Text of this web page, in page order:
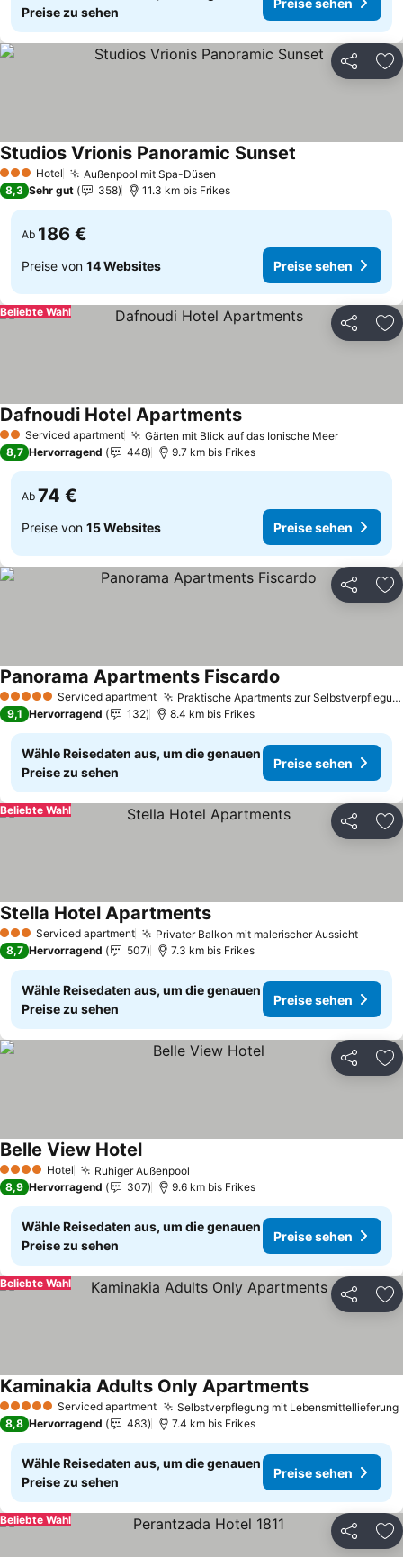
Preise zu sehen
Teilen
3 SterneHotel Außenpool mit Spa-Düsen
Studios Vrionis Panoramic Sunset
8,3 Sehr gut 358 11.3 km bis Frikes
Ab 186 €
Preise von 14 Websites Preise sehen
Teilen
Beliebte Wahl
2 SterneServiced apartment Gärten mit Blick auf das Ionische Meer
Dafnoudi Hotel Apartments
8,7 Hervorragend 448 9.7 km bis Frikes
Ab 74 €
Preise von 15 Websites Preise sehen
Teilen
5 Sterne Serviced apartment Praktische Apartments zur Selbstverpflegung
Panorama Apartments Fiscardo
9,1 Hervorragend 132 8.4 km bis Frikes
Wähle Reisedaten aus, um die genauen
Preise zu sehen
Preise sehen
Teilen
Beliebte Wahl
3 SterneServiced apartment Privater Balkon mit malerischer Aussicht
Stella Hotel Apartments
8,7 Hervorragend 507 7.3 km bis Frikes
Wähle Reisedaten aus, um die genauen
Preise zu sehen
Preise sehen
Teilen
4 Sterne Hotel Ruhiger Außenpool
Belle View Hotel
8,9 Hervorragend 307 9.6 km bis Frikes
Wähle Reisedaten aus, um die genauen
Preise zu sehen
Preise sehen
Teilen
Beliebte Wahl
5 Sterne Serviced apartment Selbstverpflegung mit Lebensmittellieferung
Kaminakia Adults Only Apartments
8,8 Hervorragend 483 7.4 km bis Frikes
Wähle Reisedaten aus, um die genauen
Preise zu sehen
Preise sehen
Teilen
Beliebte Wahl